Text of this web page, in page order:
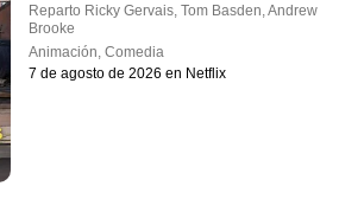
Reparto Ricky Gervais,Tom Basden,Andrew
Brooke
Animación,Comedia
7 de agosto de 2026 en Netflix